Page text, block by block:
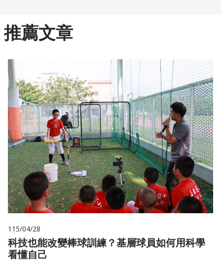
推薦文章
115/04/28
科技也能改變棒球訓練？基層球員如何用科學
看懂自己